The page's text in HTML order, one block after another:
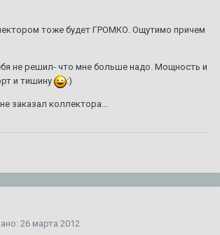
тоже будет ГРОМКО. Ощутимо причем
не решил- что мне больше надо. Мощность и
и тишину
:)
заказал коллектора...
26 марта 2012